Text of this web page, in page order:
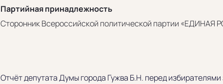
Партийная принадлежность
Сторонник Всероссийской политической партии «ЕДИНАЯ
Отчёт депутата Думы города Гужва Б.Н. перед избирателями